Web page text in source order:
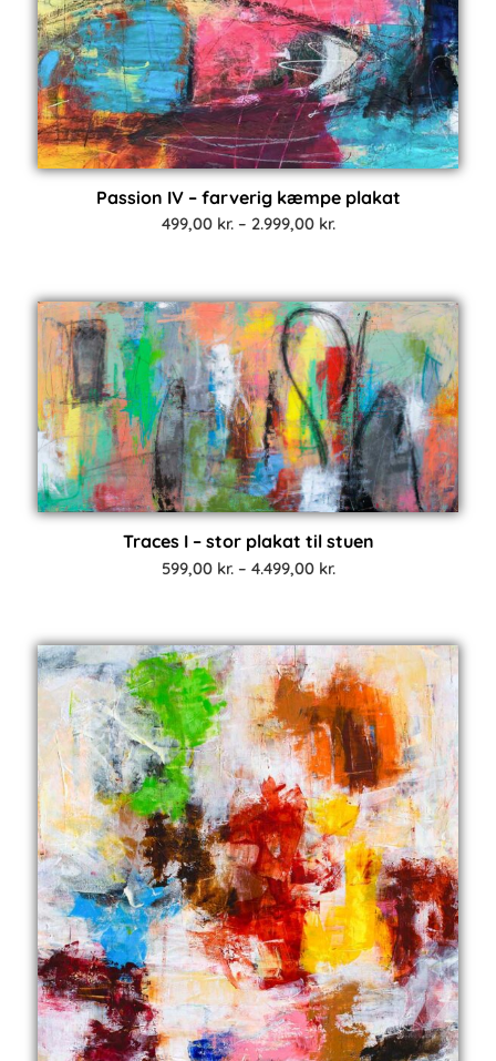
Passion IV – farverig kæmpe plakat
499,00 kr. – 2.999,00 kr.Prisinterval:
Traces I – stor plakat til stuen
599,00 kr. – 4.499,00 kr.Prisinterval: